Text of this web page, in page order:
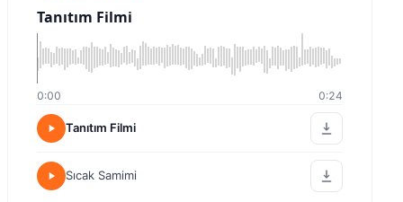
Tanıtım Filmi
0:00 0:24
Tanıtım Filmi
Sıcak Samimi